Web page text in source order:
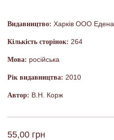
Видавництво: Харків ООО Едена
Кількість сторінок: 264
Мова: російська
Рік видавництва: 2010
Автор: В.Н. Корж
55,00 грн